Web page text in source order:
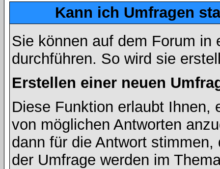
Kann ich Umfragen
Sie können auf dem Forum in
durchführen. So wird sie
Erstellen einer neuen
Diese Funktion erlaubt Ihnen,
von möglichen Antworten
dann für die Antwort
der Umfrage werden im